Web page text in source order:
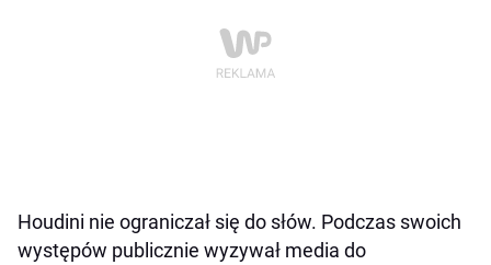
Houdini nie ograniczał się do słów. Podczas swoich
występów publicznie wyzywał media do